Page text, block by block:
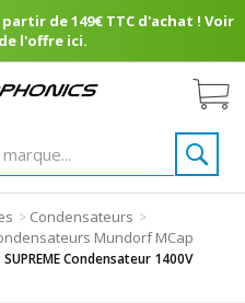
de 149€ TTC d'achat ! Voir
l'offre ici.
> Condensateurs >
Mundorf MCap
SUPREME Condensateur 1400V